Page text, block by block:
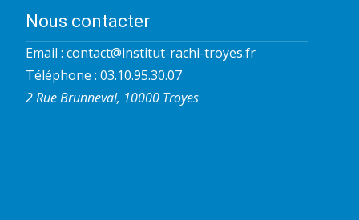
Nous contacter
Email : contact@institut-rachi-troyes.fr
Téléphone : 03.10.95.30.07
2 Rue Brunneval, 10000 Troyes